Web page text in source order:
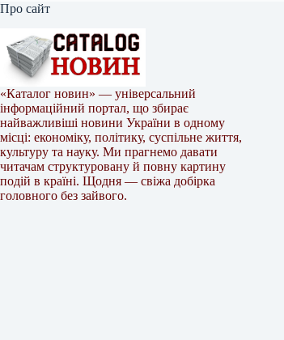
Про сайт
«Каталог новин» — універсальний
інформаційний портал, що збирає
найважливіші новини України в одному
місці: економіку, політику, суспільне життя,
культуру та науку. Ми прагнемо давати
читачам структуровану й повну картину
подій в країні. Щодня — свіжа добірка
головного без зайвого.